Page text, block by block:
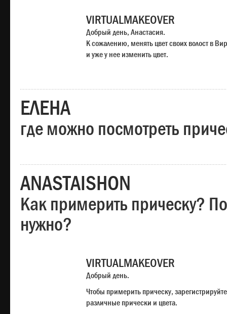
VIRTUALMAKEOVER
Добрый день, Анастасия.
К сожалению, менять цвет своих волост в
и уже у нее изменить цвет.
ЕЛЕНА
где можно посмотреть
ANASTAISHON
Как примерить прическу?
нужно?
VIRTUALMAKEOVER
Добрый день.
Чтобы примерить прическу,
различные прически и цвета.